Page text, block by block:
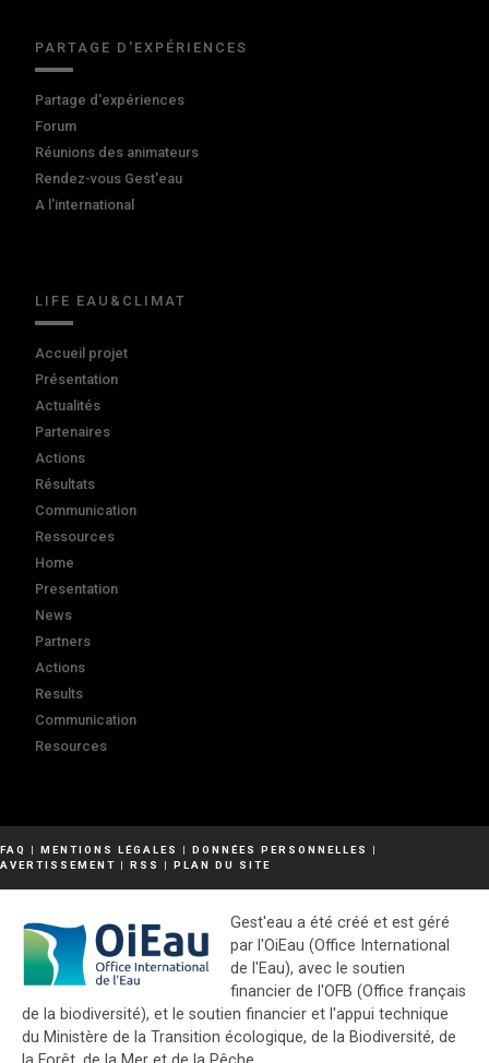
PARTAGE D'EXPÉRIENCES
Partage d'expériences
Forum
Réunions des animateurs
Rendez-vous Gest'eau
A l'international
LIFE EAU&CLIMAT
Accueil projet
Présentation
Actualités
Partenaires
Actions
Résultats
Communication
Ressources
Home
Presentation
News
Partners
Actions
Results
Communication
Resources
FAQ | MENTIONS LÉGALES | DONNÉES PERSONNELLES
|
AVERTISSEMENT | RSS | PLAN DU SITE
Gest'eau a été créé et est géré
par l'OiEau (Office International
de l'Eau), avec le soutien
financier de l'OFB (Office français
de la biodiversité), et le soutien financier et l'appui technique
du Ministère de la Transition écologique, de la Biodiversité, de